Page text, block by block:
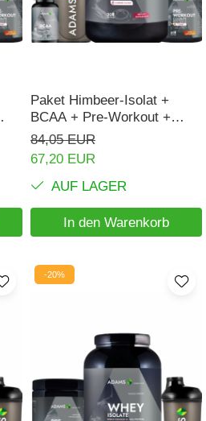
Paket Himbeer-Isolat +
BCAA + Pre-Workout +
Shaker
84,05 EUR
67,20 EUR
AUF LAGER
In den Warenkorb
-20%